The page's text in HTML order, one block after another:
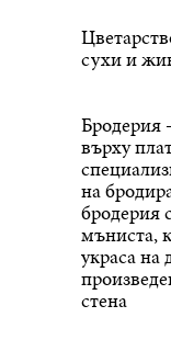
сухи и
Бродерия
върху
на
бродерия
мъниста,
украса на
стена